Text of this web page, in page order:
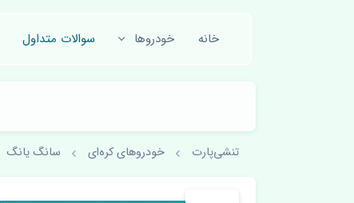
خانه خودروها سوالات متداول
تنشی‌پارت خودروهای کره‌ای سانگ یانگ